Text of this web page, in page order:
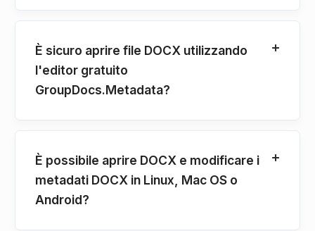
È sicuro aprire file DOCX utilizzando
l'editor gratuito
GroupDocs.Metadata?
È possibile aprire DOCX e modificare i
metadati DOCX in Linux, Mac OS o
Android?